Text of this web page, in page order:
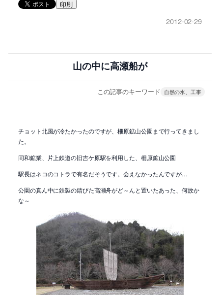
印刷
2012-02-29
山の中に高瀬船が
この記事のキーワード 自然の水、工事
チョット北風が冷たかったのですが、柵原鉱山公園まで行ってきまし
た。
同和鉱業、片上鉄道の旧吉ケ原駅を利用した、柵原鉱山公園
駅長はネコのコトラで有名だそうです。会えなかったんですが…
公園の真ん中に鉄製の錆びた高瀬舟がど～んと置いたあった、何故か
な～